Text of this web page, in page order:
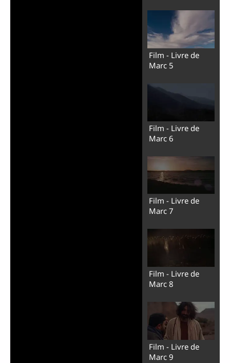
Film - Livre de
Marc 5
Film - Livre de
Marc 6
Film - Livre de
Marc 7
Film - Livre de
Marc 8
Film - Livre de
Marc 9